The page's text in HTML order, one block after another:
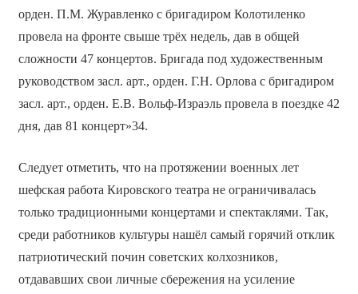
орден. П.М. Журавленко с бригадиром Колотиленко
провела на фронте свыше трёх недель, дав в общей
сложности 47 концертов. Бригада под художественным
руководством засл. арт., орден. Г.Н. Орлова с бригадиром
засл. арт., орден. Е.В. Вольф-Израэль провела в поездке 42
дня, дав 81 концерт»34.
Следует отметить, что на протяжении военных лет
шефская работа Кировского театра не ограничивалась
только традиционными концертами и спектаклями. Так,
среди работников культуры нашёл самый горячий отклик
патриотический почин советских колхозников,
отдававших свои личные сбережения на усиление